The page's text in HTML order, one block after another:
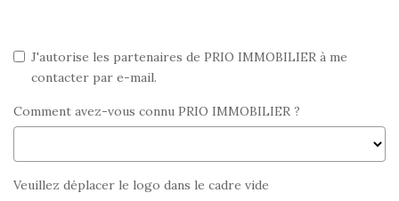
J'autorise les partenaires de PRIO IMMOBILIER à me
contacter par e-mail.
Comment avez-vous connu PRIO IMMOBILIER ?
Veuillez déplacer le logo dans le cadre vide